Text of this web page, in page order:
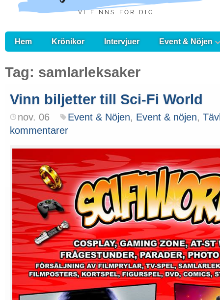
Hem Krönikor Intervjuer Event & Nöjen
Tag: samlarleksaker
Vinn biljetter till Sci-Fi World
nov. 06 Event & Nöjen, Event & nöjen,
kommentarer